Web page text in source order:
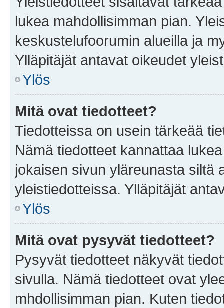
lukea mahdollisimman pian.
keskustelufoorumin alueilla ja
Ylläpitäjät antavat oikeudet
Ylös
Mitä ovat tiedotteet?
Tiedotteissa on usein tärkeää
Nämä tiedotteet kannattaa
jokaisen sivun yläreunasta siltä
yleistiedotteissa. Ylläpitäjät
Ylös
Mitä ovat pysyvät tiedotteet?
Pysyvät tiedotteet näkyvät
sivulla. Nämä tiedotteet ovat
mhdollisimman pian. Kuten